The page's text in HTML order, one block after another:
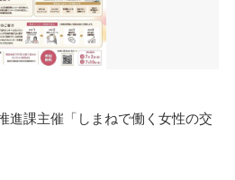
進課主催「しまねで働く女性の交